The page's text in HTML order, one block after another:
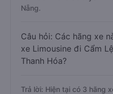
Nẵng.
Câu hỏi: Các hãng xe
xe Limousine đi Cẩm
Thanh Hóa?
Trả lời: Hiện tại có 3 hãng